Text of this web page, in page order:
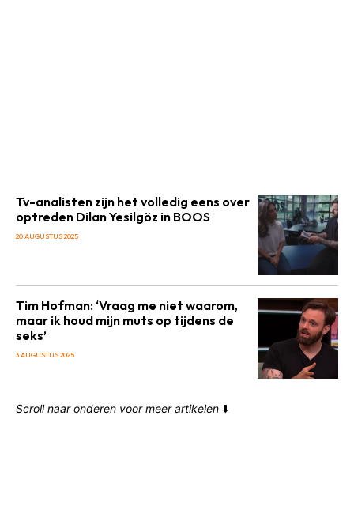
Tv-analisten zijn het volledig eens over
optreden Dilan Yesilgöz in BOOS
20 AUGUSTUS 2025
Tim Hofman: ‘Vraag me niet waarom,
maar ik houd mijn muts op tijdens de
seks’
3 AUGUSTUS 2025
Scroll naar onderen voor meer artikelen ⬇️